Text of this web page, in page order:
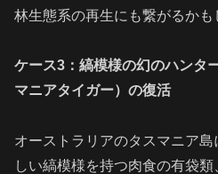
林生態系の再生にも繋がるかも
ケース3：縞模様の幻のハンタ
マニアタイガー）の復活
オーストラリアのタスマニア
しい縞模様を持つ肉食の有袋